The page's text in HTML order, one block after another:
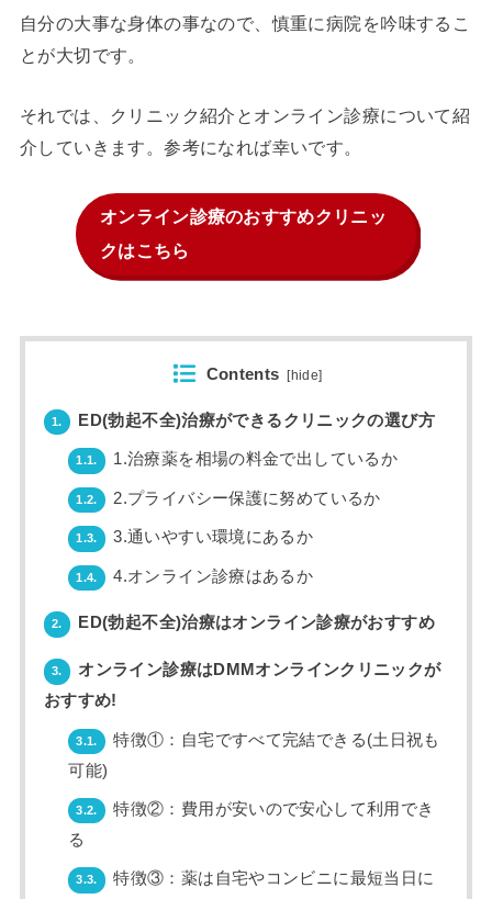
自分の大事な身体の事なので、慎重に病院を吟味するこ
とが大切です。
それでは、クリニック紹介とオンライン診療について紹
介していきます。参考になれば幸いです。
オンライン診療のおすすめクリニッ
クはこちら
Contents [hide]
1. ED(勃起不全)治療ができるクリニックの選び方
1.1. 1.治療薬を相場の料金で出しているか
1.2. 2.プライバシー保護に努めているか
1.3. 3.通いやすい環境にあるか
1.4. 4.オンライン診療はあるか
2. ED(勃起不全)治療はオンライン診療がおすすめ
3.
オンライン診療はDMMオンラインクリニックが
おすすめ!
3.1.
特徴①：自宅ですべて完結できる(土日祝も
可能)
3.2.
特徴②：費用が安いので安心して利用でき
る
3.3.
特徴③：薬は自宅やコンビニに最短当日に